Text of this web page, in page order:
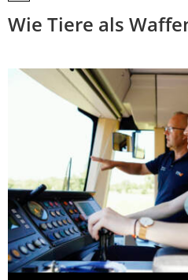
Wie Tiere als